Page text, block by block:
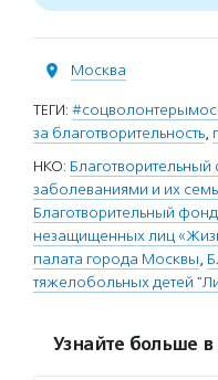
Москва
ТЕГИ:
за благотворительность,
НКО:
заболеваниями и их
Благотворительный
незащищенных лиц
палата города Москвы,
тяжелобольных детей
Узнайте больше в